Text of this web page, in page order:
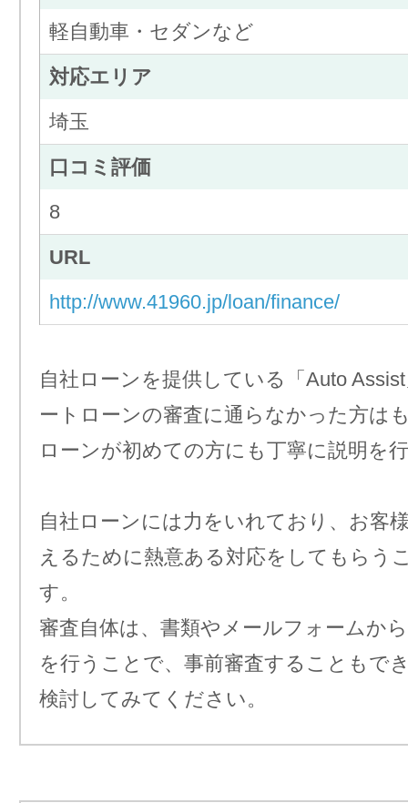
軽自動車・セダンなど
対応エリア
埼玉
口コミ評価
8
URL
http://www.41960.jp/loan/finance/
自社ローンを提供している「Auto
ートローンの審査に通らなかった方は
ローンが初めての方にも丁寧に説明を
自社ローンには力をいれており、お客
えるために熱意ある対応をしてもらう
す。
審査自体は、書類やメールフォームか
を行うことで、事前審査することもで
検討してみてください。